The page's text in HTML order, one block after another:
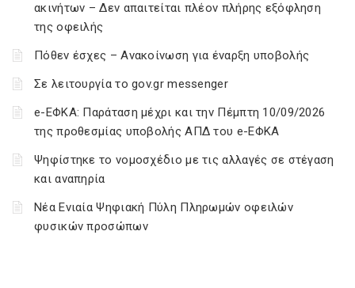
ακινήτων – Δεν απαιτείται πλέον πλήρης εξόφληση
της οφειλής
Πόθεν έσχες – Ανακοίνωση για έναρξη υποβολής
Σε λειτουργία το gov.gr messenger
e-ΕΦΚΑ: Παράταση μέχρι και την Πέμπτη 10/09/2026
της προθεσμίας υποβολής ΑΠΔ του e-ΕΦΚΑ
Ψηφίστηκε το νομοσχέδιο με τις αλλαγές σε στέγαση
και αναπηρία
Νέα Ενιαία Ψηφιακή Πύλη Πληρωμών οφειλών
φυσικών προσώπων